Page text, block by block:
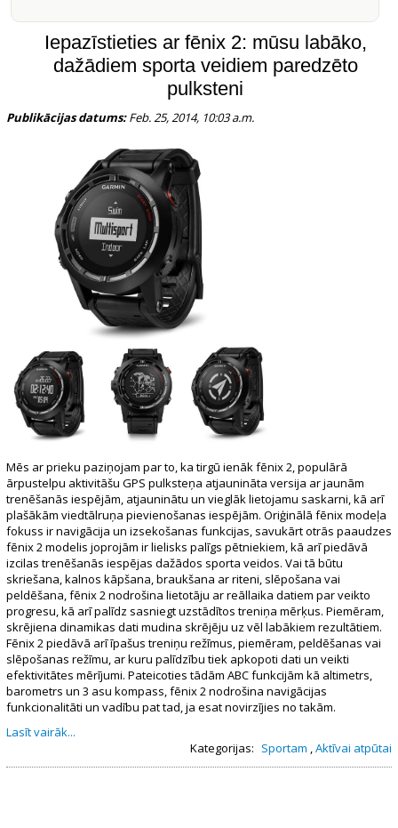
Iepazīstieties ar fēnix 2: mūsu labāko,
dažādiem sporta veidiem paredzēto
pulksteni
Publikācijas datums:Feb. 25, 2014, 10:03 a.m.
Mēs ar prieku paziņojam par to, ka tirgū ienāk fēnix 2, populārā
ārpustelpu aktivitāšu GPS pulksteņa atjaunināta versija ar jaunām
trenēšanās iespējām, atjauninātu un vieglāk lietojamu saskarni, kā arī
plašākām viedtālruņa pievienošanas iespējām. Oriģinālā fēnix modeļa
fokuss ir navigācija un izsekošanas funkcijas, savukārt otrās paaudzes
fēnix 2 modelis joprojām ir lielisks palīgs pētniekiem, kā arī piedāvā
izcilas trenēšanās iespējas dažādos sporta veidos. Vai tā būtu
skriešana, kalnos kāpšana, braukšana ar riteni, slēpošana vai
peldēšana, fēnix 2 nodrošina lietotāju ar reāllaika datiem par veikto
progresu, kā arī palīdz sasniegt uzstādītos treniņa mērķus. Piemēram,
skrējiena dinamikas dati mudina skrējēju uz vēl labākiem rezultātiem.
Fēnix 2 piedāvā arī īpašus treniņu režīmus, piemēram, peldēšanas vai
slēpošanas režīmu, ar kuru palīdzību tiek apkopoti dati un veikti
efektivitātes mērījumi. Pateicoties tādām ABC funkcijām kā altimetrs,
barometrs un 3 asu kompass, fēnix 2 nodrošina navigācijas
funkcionalitāti un vadību pat tad, ja esat novirzījies no takām.
Lasīt vairāk...
Kategorijas: Sportam ,Aktīvai atpūtai